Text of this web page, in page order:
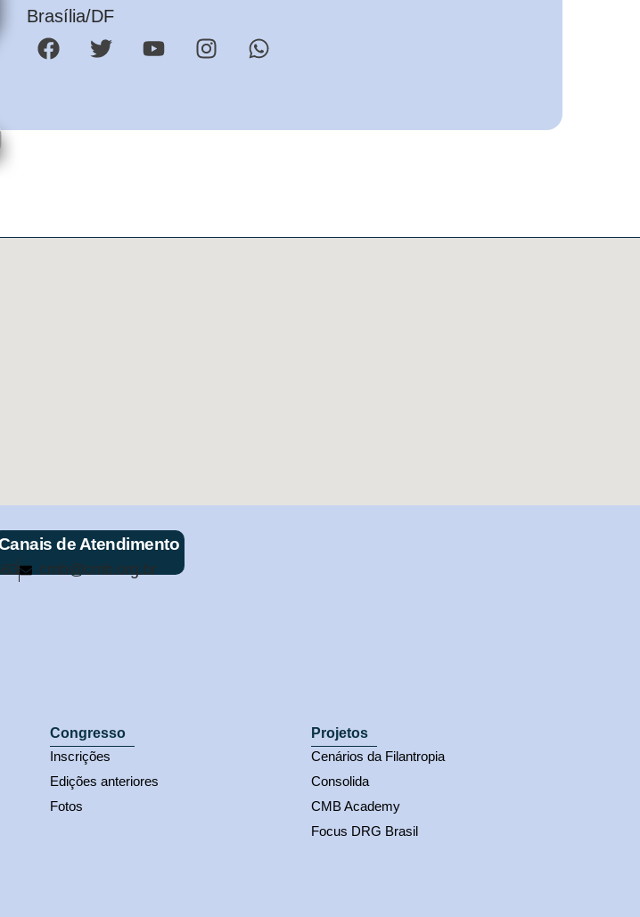
Brasília/DF
de Atendimento
cmb@cmb.org.br
Congresso
Inscrições
Edições anteriores
Fotos
Projetos
Cenários da Filantropia
Consolida
CMB Academy
Focus DRG Brasil